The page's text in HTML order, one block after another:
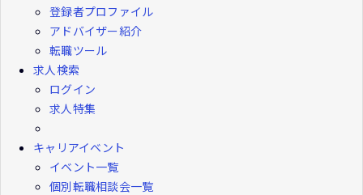
登録者プロファイル
アドバイザー紹介
転職ツール
求人検索
ログイン
求人特集
キャリアイベント
イベント一覧
個別転職相談会一覧